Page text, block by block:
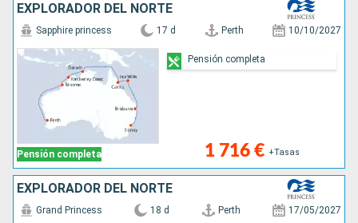
EXPLORADOR DEL NORTE
Pensión completa
Sapphire princess 17 d Perth 10/10/2027
1 716 € +Tasas
Pensión completa
EXPLORADOR DEL NORTE
Grand Princess 18 d Perth 17/05/2027